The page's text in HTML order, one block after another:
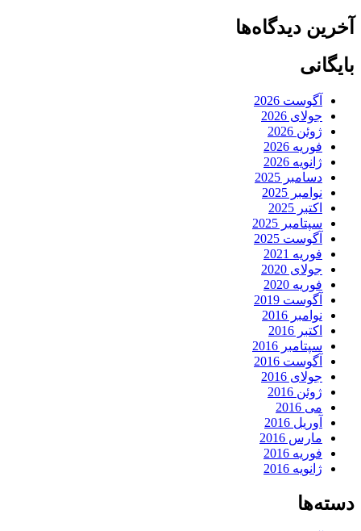
آخرین دیدگاه‌ها
بایگانی
آگوست 2026
جولای 2026
ژوئن 2026
فوریه 2026
ژانویه 2026
دسامبر 2025
نوامبر 2025
اکتبر 2025
سپتامبر 2025
آگوست 2025
فوریه 2021
جولای 2020
فوریه 2020
آگوست 2019
نوامبر 2016
اکتبر 2016
سپتامبر 2016
آگوست 2016
جولای 2016
ژوئن 2016
می 2016
آوریل 2016
مارس 2016
فوریه 2016
ژانویه 2016
دسته‌ها